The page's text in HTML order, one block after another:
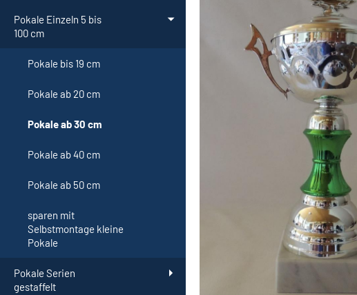
Pokale Einzeln 5 bis
100 cm
Pokale bis 19 cm
Pokale ab 20 cm
Pokale ab 30 cm
Pokale ab 40 cm
Pokale ab 50 cm
sparen mit
Selbstmontage kleine
Pokale
Pokale Serien
gestaffelt